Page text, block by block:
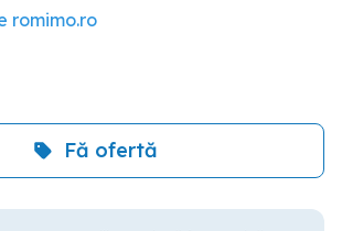
romimo.ro
Fă ofertă